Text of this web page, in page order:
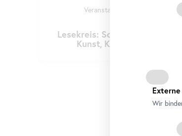
Lesekreis: Science-Fiction
Kunst, KI und
Veranstaltung
Belvedere 21
Wir